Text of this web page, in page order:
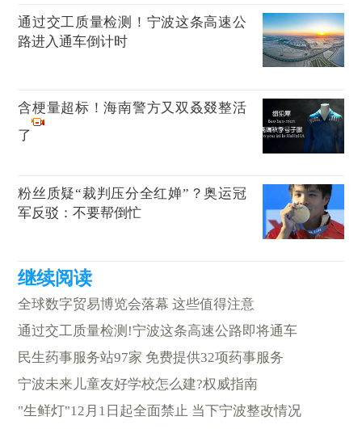
通过交工质量检测！宁波这条高速公
路进入通车倒计时
含梗量超标！海南警方又双叒叕整活
了
粉丝质疑“裁判压分全红婵”？奥运冠
军反驳：不要帮倒忙
全球数字贸易博览会落幕 这些值得注意
通过交工质量检测!宁波这条高速公路即将通车
民生药事服务站97家 免费提供32项药事服务
宁波未来儿童友好学校怎么建?权威指南
"生鲜灯"12月1日起全面禁止 当下宁波整改情况